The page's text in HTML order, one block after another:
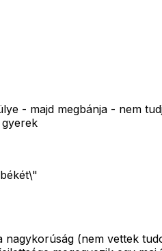
- majd megbánja - nem
(nem vettek